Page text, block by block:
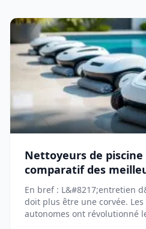
Nettoyeurs de
comparatif des
En bref : L&#8217;entretien
doit plus être une corvée.
autonomes ont révolutionné